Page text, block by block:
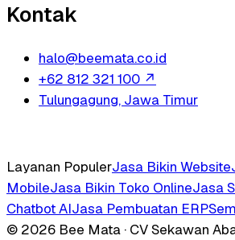
Kontak
halo@beemata.co.id
+62 812 321 100 ↗
Tulungagung, Jawa Timur
Layanan PopulerJasa Bikin Website
MobileJasa Bikin Toko OnlineJasa
Chatbot AIJasa Pembuatan ERP
© 2026 Bee Mata · CV Sekawan